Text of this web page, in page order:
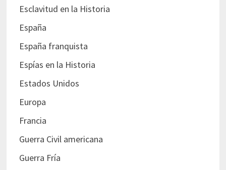
Esclavitud en la Historia
España
España franquista
Espías en la Historia
Estados Unidos
Europa
Francia
Guerra Civil americana
Guerra Fría